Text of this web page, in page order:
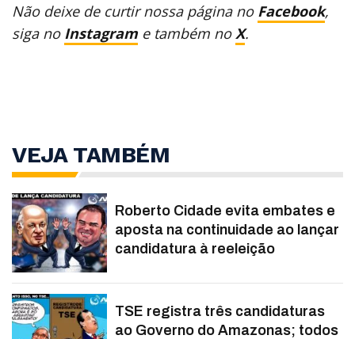
Não deixe de curtir nossa página no Facebook,
siga no Instagram e também noX.
VEJA TAMBÉM
Roberto Cidade evita embates e
aposta na continuidade ao lançar
candidatura à reeleição
TSE registra três candidaturas
ao Governo do Amazonas; todos